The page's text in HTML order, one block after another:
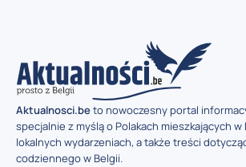
Aktualnosci.beto nowoczesny portal
specjalnie z myślą o Polakach mieszkających
lokalnych wydarzeniach, a także treści
codziennego w Belgii.